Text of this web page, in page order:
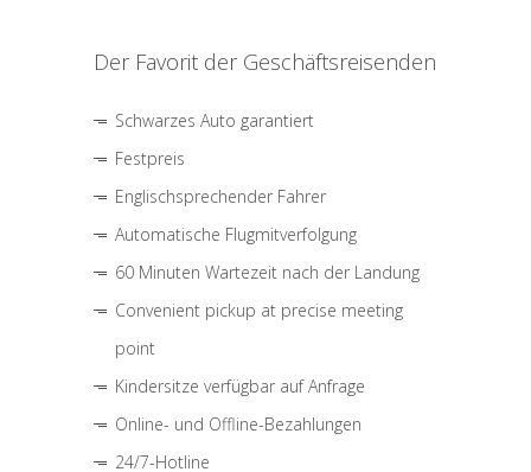
Der Favorit der Geschäftsreisenden
Schwarzes Auto garantiert
Festpreis
Englischsprechender Fahrer
Automatische Flugmitverfolgung
60 Minuten Wartezeit nach der Landung
Convenient pickup at precise meeting
point
Kindersitze verfügbar auf Anfrage
Online- und Offline-Bezahlungen
24/7-Hotline